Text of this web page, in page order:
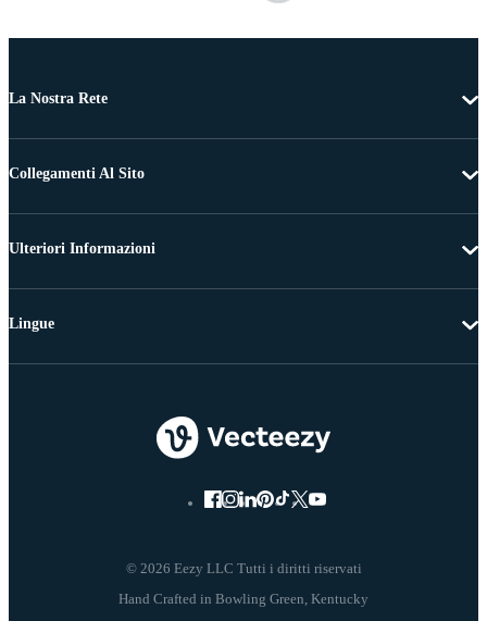
La Nostra Rete
Collegamenti Al Sito
Ulteriori Informazioni
© 2026 Eezy LLC Tutti i diritti riservati
Lingue